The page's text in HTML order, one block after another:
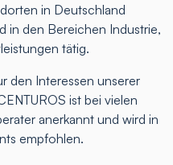
in Deutschland
in den Bereichen Industrie,
tätig.
den Interessen unserer
ist bei vielen
anerkannt und wird in
empfohlen.